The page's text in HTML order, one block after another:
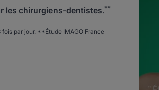
les chirurgiens-dentistes.**
par jour. **Étude IMAGO France